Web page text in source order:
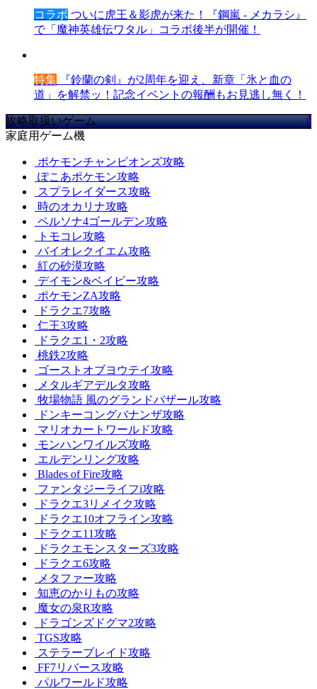
コラボ ついに虎王＆影虎が来た！『鋼嵐 - メカラシ』
で「魔神英雄伝ワタル」コラボ後半が開催！
特集 『鈴蘭の剣』が2周年を迎え、新章「氷と血の
道」を解禁ッ！記念イベントの報酬もお見逃し無く！
攻略取扱いゲーム
家庭用ゲーム機
ポケモンチャンピオンズ攻略
ぽこあポケモン攻略
スプラレイダース攻略
時のオカリナ攻略
ペルソナ4ゴールデン攻略
トモコレ攻略
バイオレクイエム攻略
紅の砂漠攻略
デイモン&ベイビー攻略
ポケモンZA攻略
ドラクエ7攻略
仁王3攻略
ドラクエ1・2攻略
桃鉄2攻略
ゴーストオブヨウテイ攻略
メタルギアデルタ攻略
牧場物語 風のグランドバザール攻略
ドンキーコングバナンザ攻略
マリオカートワールド攻略
モンハンワイルズ攻略
エルデンリング攻略
Blades of Fire攻略
ファンタジーライフi攻略
ドラクエ3リメイク攻略
ドラクエ10オフライン攻略
ドラクエ11攻略
ドラクエモンスターズ3攻略
ドラクエ6攻略
メタファー攻略
知恵のかりもの攻略
魔女の泉R攻略
ドラゴンズドグマ2攻略
TGS攻略
ステラーブレイド攻略
FF7リバース攻略
パルワールド攻略